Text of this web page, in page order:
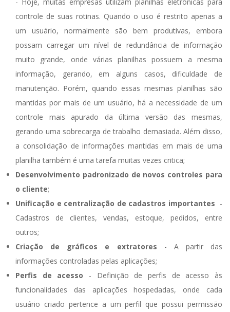
controle de suas rotinas. Quando o uso é restrito apenas a
um usuário, normalmente são bem produtivas, embora
possam carregar um nível de redundância de informação
muito grande, onde várias planilhas possuem a mesma
informação, gerando, em alguns casos, dificuldade de
manutenção. Porém, quando essas mesmas planilhas são
mantidas por mais de um usuário, há a necessidade de um
controle mais apurado da última versão das mesmas,
gerando uma sobrecarga de trabalho demasiada. Além disso,
a consolidação de informações mantidas em mais de uma
planilha também é uma tarefa muitas vezes critica;
Desenvolvimento padronizado de novos controles para
o cliente;
Unificação e centralização de cadastros importantes -
Cadastros de clientes, vendas, estoque, pedidos, entre
outros;
Criação de gráficos e extratores - A partir das
informações controladas pelas aplicações;
Perfis de acesso - Definição de perfis de acesso às
funcionalidades das aplicações hospedadas, onde cada
usuário criado pertence a um perfil que possui permissão